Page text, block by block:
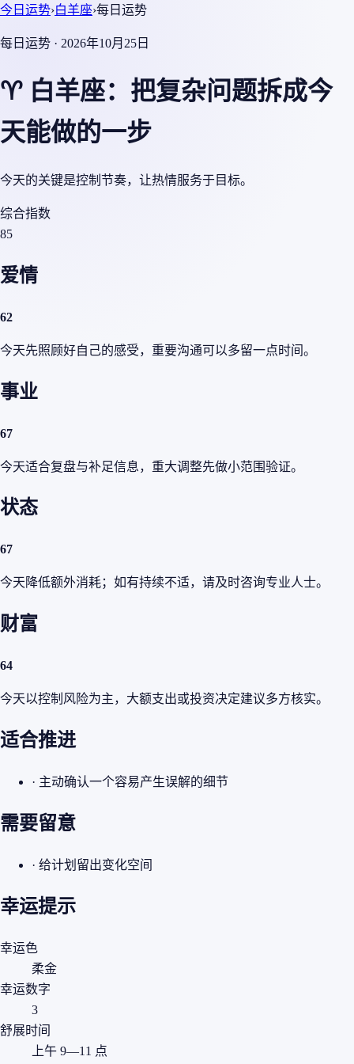
今日运势›白羊座›每日运势
每日运势 · 2026年10月25日
♈ 白羊座：把复杂问题拆成今
天能做的一步
今天的关键是控制节奏，让热情服务于目标。
综合指数
85
爱情
62
今天先照顾好自己的感受，重要沟通可以多留一点时间。
事业
67
今天适合复盘与补足信息，重大调整先做小范围验证。
状态
67
今天降低额外消耗；如有持续不适，请及时咨询专业人士。
财富
64
今天以控制风险为主，大额支出或投资决定建议多方核实。
适合推进
· 主动确认一个容易产生误解的细节
需要留意
· 给计划留出变化空间
幸运提示
幸运色
柔金
幸运数字
3
舒展时间
上午 9—11 点